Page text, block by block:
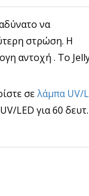
να
στρώση. Η
αντοχή . Το
σελάμπα UV/
LED για 60 δευτ.